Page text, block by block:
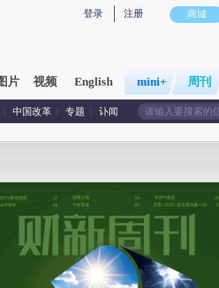
商城
登录 注册
片 视频 English mini+ 周刊
中国改革 专题 讣闻